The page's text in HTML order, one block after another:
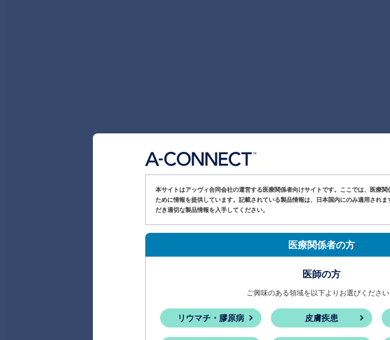
本サイトはアッヴィ合同会社の運営する医療関係者向けサイトです。ここでは、医療
ために情報を提供しています。記載されている製品情報は、日本国内にのみ適用され
だき適切な製品情報を入手してください。
医療関係者の方
医師の方
ご興味のある領域を以下よりお選びください
リウマチ・膠原病 皮膚疾患